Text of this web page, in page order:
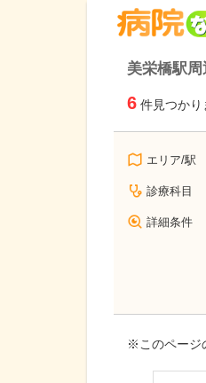
美栄橋駅
6 件見つかり
エリア/駅
診療科目
詳細条件
※このページ